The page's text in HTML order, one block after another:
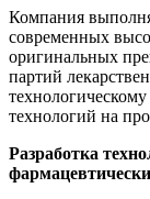
Компания
современных
оригинальных
партий
технологий на
Разработка